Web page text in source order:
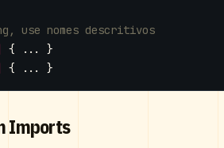
{ ...
}
{ ... }
Imports